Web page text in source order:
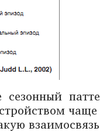
сезонный